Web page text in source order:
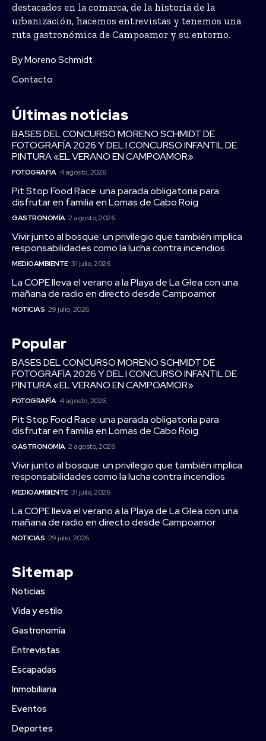
destacados en la comarca, de la historia de la
urbanización, hacemos entrevistas y tenemos una
ruta gastronómica de Campoamor y su entorno.
By Moreno Schmidt
Contacto
Últimas noticias
BASES DEL CONCURSO MORENO SCHMIDT DE
FOTOGRAFÍA 2026 Y DEL I CONCURSO INFANTIL DE
PINTURA «EL VERANO EN CAMPOAMOR»
FOTOGRAFÍA 4 agosto, 2026
Pit Stop Food Race: una parada obligatoria para
disfrutar en familia en Lomas de Cabo Roig
GASTRONOMÍA 2 agosto, 2026
Vivir junto al bosque: un privilegio que también implica
responsabilidades como la lucha contra incendios
MEDIOAMBIENTE 31 julio, 2026
La COPE lleva el verano a la Playa de La Glea con una
mañana de radio en directo desde Campoamor
NOTICIAS 29 julio, 2026
Popular
BASES DEL CONCURSO MORENO SCHMIDT DE
FOTOGRAFÍA 2026 Y DEL I CONCURSO INFANTIL DE
PINTURA «EL VERANO EN CAMPOAMOR»
FOTOGRAFÍA 4 agosto, 2026
Pit Stop Food Race: una parada obligatoria para
disfrutar en familia en Lomas de Cabo Roig
GASTRONOMÍA 2 agosto, 2026
Vivir junto al bosque: un privilegio que también implica
responsabilidades como la lucha contra incendios
MEDIOAMBIENTE 31 julio, 2026
La COPE lleva el verano a la Playa de La Glea con una
mañana de radio en directo desde Campoamor
NOTICIAS 29 julio, 2026
Sitemap
Noticias
Vida y estilo
Gastronomía
Entrevistas
Escapadas
Inmobiliaria
Eventos
Deportes